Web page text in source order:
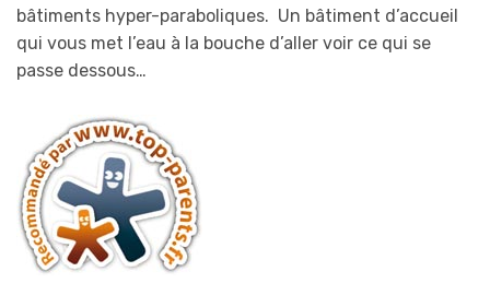
bâtiments hyper-paraboliques. Un bâtiment d’accueil
qui vous met l’eau à la bouche d’aller voir ce qui se
passe dessous…